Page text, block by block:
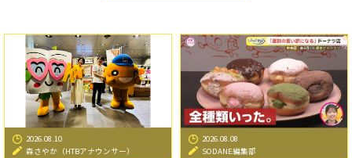
2026.08.10
森さやか（HTBアナウンサー）
2026.08.08
SODANE編集部